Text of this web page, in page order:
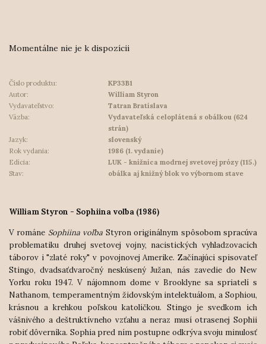
Momentálne nie je k dispozícii
Číslo produktu:
KP33B1
Autor:
William Styron
Vydavateľstvo:
Tatran Bratislava
Väzba:
Vydavateľská celoplátená s obálkou (624
strán)
Jazyk:
slovenský
Rok vydania:
1986 (1. vydanie)
Edícia:
LUK - knižnica modrnej svetovej prózy (115.)
Stav:
obálka aj knižný blok vo výbornom stave
William Styron - Sophiina voľba (1986)
V románe Sophiina voľba Styron originálnym spôsobom spracúva
problematiku druhej svetovej vojny, nacistických vyhladzovacích
táborov i "zlaté roky" v povojnovej Amerike. Začínajúci spisovateľ
Stingo, dvadsaťdvaročný neskúsený Južan, nás zavedie do New
Yorku roku 1947. V nájomnom dome v Brooklyne sa spriatelí s
Nathanom, temperamentným židovským intelektuálom, a Sophiou,
krásnou a krehkou poľskou katolíčkou. Stingo je svedkom ich
vášnivého a deštruktívneho vzťahu a neraz musí otrasenej Sophii
robiť dôverníka. Sophia pred ním postupne odkrýva svoju minulosť